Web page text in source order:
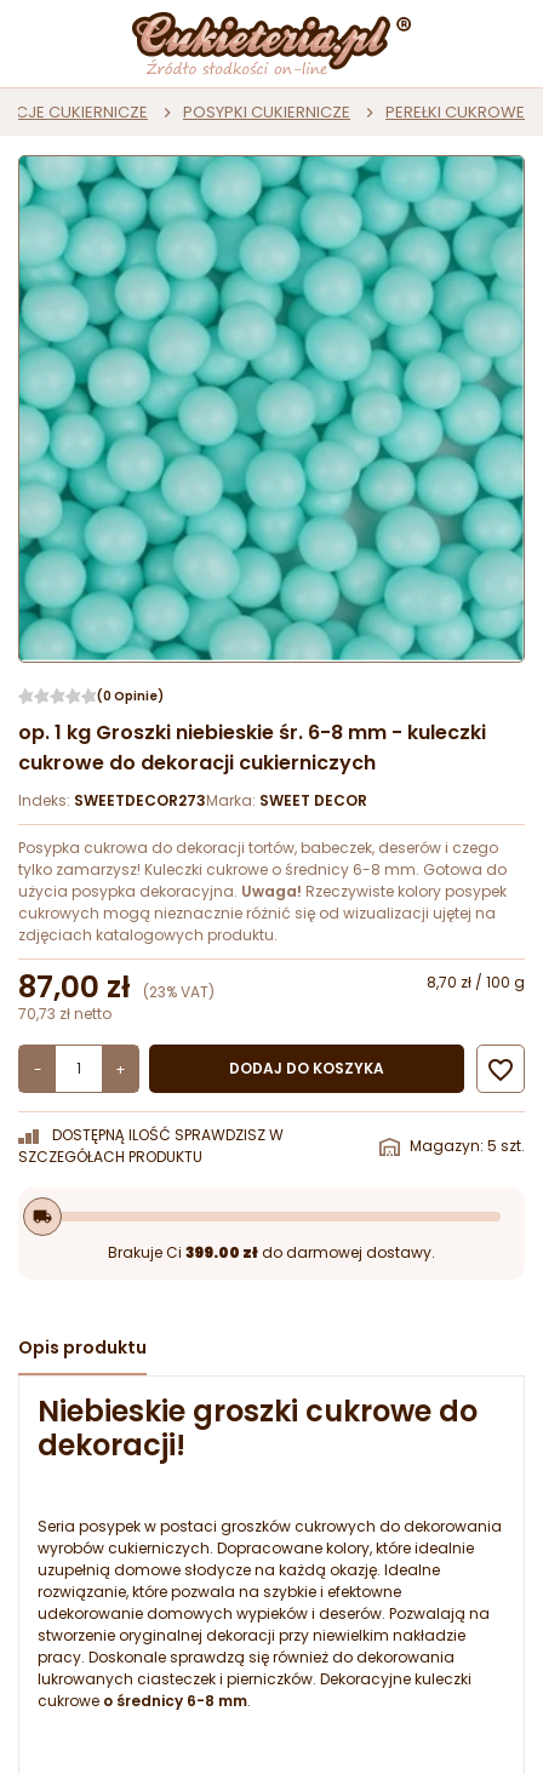
CUKIERNICZE POSYPKI CUKIERNICZE PEREŁKI CUKROWE
(0 Opinie)
op. 1 kg Groszki niebieskie śr. 6-8 mm - kuleczki
cukrowe do dekoracji cukierniczych
Indeks: SWEETDECOR273Marka: SWEET DECOR
Posypka cukrowa do dekoracji tortów, babeczek, deserów i czego
tylko zamarzysz! Kuleczki cukrowe o średnicy 6-8 mm. Gotowa do
użycia posypka dekoracyjna. Uwaga! Rzeczywiste kolory posypek
cukrowych mogą nieznacznie różnić się od wizualizacji ujętej na
zdjęciach katalogowych produktu.
87,00 zł (23% VAT)
8,70 zł / 100 g
70,73 zł netto
- + DODAJ DO KOSZYKA 
DOSTĘPNĄ ILOŚĆ SPRAWDZISZ W
SZCZEGÓŁACH PRODUKTU
Magazyn: 5 szt.
local_shipping
Brakuje Ci 399.00 złdo darmowej dostawy.
Opis produktu
Niebieskie groszki cukrowe do
dekoracji!
Seria posypek w postaci groszków cukrowych do dekorowania
wyrobów cukierniczych. Dopracowane kolory, które idealnie
uzupełnią domowe słodycze na każdą okazję. Idealne
rozwiązanie, które pozwala na szybkie i efektowne
udekorowanie domowych wypieków i deserów. Pozwalają na
stworzenie oryginalnej dekoracji przy niewielkim nakładzie
pracy. Doskonale sprawdzą się również do dekorowania
lukrowanych ciasteczek i pierniczków. Dekoracyjne kuleczki
cukrowe o średnicy 6-8 mm.